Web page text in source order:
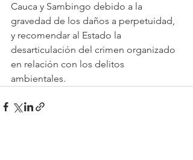
Cauca y Sambingo debido a la
gravedad de los daños a perpetuidad,
y recomendar al Estado la
desarticulación del crimen organizado
en relación con los delitos
ambientales.